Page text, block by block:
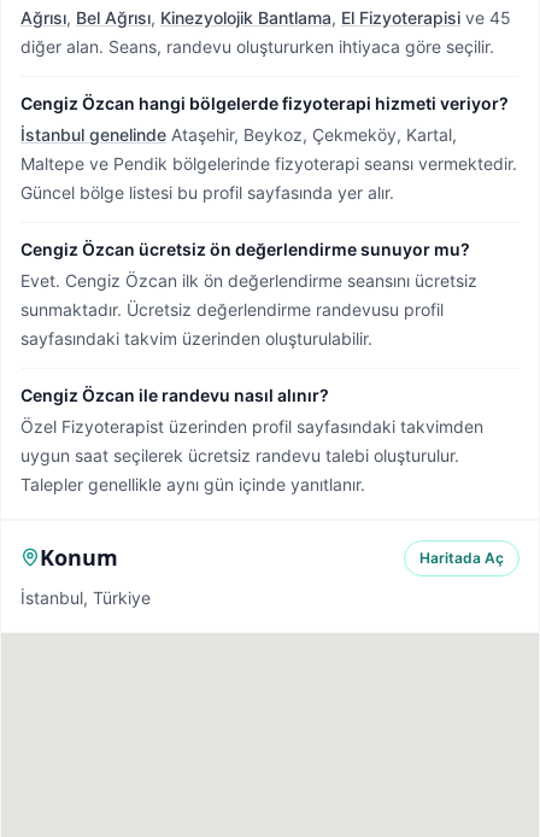
Ağrısı, Bel Ağrısı, Kinezyolojik Bantlama, El Fizyoterapisi ve 45
diğer alan. Seans, randevu oluştururken ihtiyaca göre seçilir.
Cengiz Özcan hangi bölgelerde fizyoterapi hizmeti veriyor?
İstanbul genelinde Ataşehir, Beykoz, Çekmeköy, Kartal,
Maltepe ve Pendik bölgelerinde fizyoterapi seansı vermektedir.
Güncel bölge listesi bu profil sayfasında yer alır.
Cengiz Özcan ücretsiz ön değerlendirme sunuyor mu?
Evet. Cengiz Özcan ilk ön değerlendirme seansını ücretsiz
sunmaktadır. Ücretsiz değerlendirme randevusu profil
sayfasındaki takvim üzerinden oluşturulabilir.
Cengiz Özcan ile randevu nasıl alınır?
Özel Fizyoterapist üzerinden profil sayfasındaki takvimden
uygun saat seçilerek ücretsiz randevu talebi oluşturulur.
Talepler genellikle aynı gün içinde yanıtlanır.
Konum
İstanbul, Türkiye
Haritada Aç